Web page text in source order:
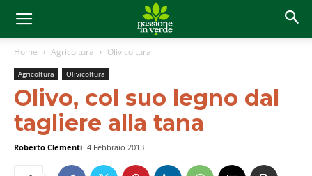
Home Agricoltura Olivicoltura
Agricoltura Olivicoltura
Olivo, col suo legno dal
tagliere alla tana
Roberto Clementi 4 Febbraio 2013